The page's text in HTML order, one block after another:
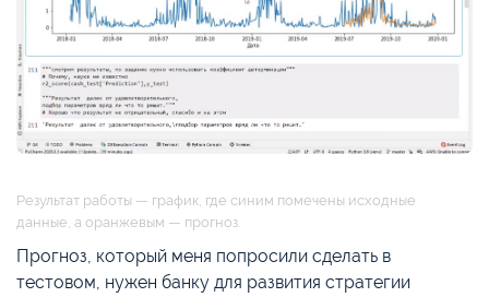
Результат работы — график, где синим помечены исходные
данные, а оранжевым — прогноз.
Прогноз, который меня попросили сделать в
тестовом, нужен банку для развития стратегии